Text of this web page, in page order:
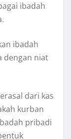
ibadah
ibadah
dengan niat
dari kas
kurban
pribadi